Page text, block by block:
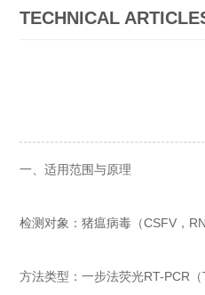
TECHNICAL
一、适用范围与原理
检测对象：猪瘟病毒（CSFV，
方法类型：一步法荧光RT-PCR（